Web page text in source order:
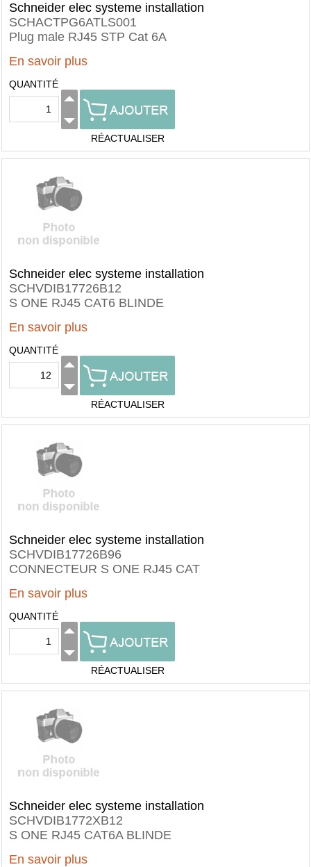
Schneider elec systeme installation
SCHACTPG6ATLS001
Plug male RJ45 STP Cat 6A
En savoir plus
QUANTITÉ
RÉACTUALISER
Schneider elec systeme installation
SCHVDIB17726B12
S ONE RJ45 CAT6 BLINDE
En savoir plus
QUANTITÉ
RÉACTUALISER
Schneider elec systeme installation
SCHVDIB17726B96
CONNECTEUR S ONE RJ45 CAT
En savoir plus
QUANTITÉ
RÉACTUALISER
Schneider elec systeme installation
SCHVDIB1772XB12
S ONE RJ45 CAT6A BLINDE
En savoir plus